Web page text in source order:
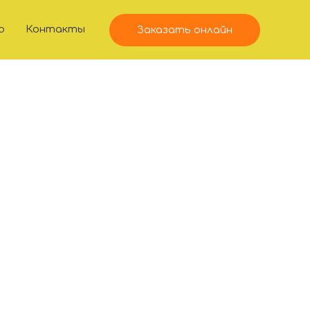
Контакты Заказать онлайн